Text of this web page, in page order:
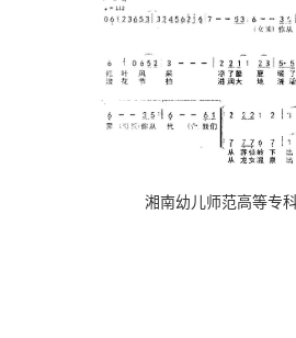
湘南幼儿师范高等专